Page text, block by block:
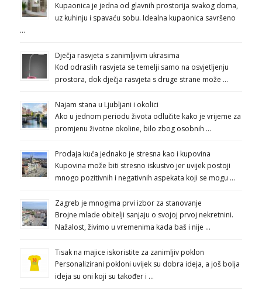
Kupaonica je jedna od glavnih prostorija svakog doma,
uz kuhinju i spavaću sobu. Idealna kupaonica savršeno
…
Dječja rasvjeta s zanimljivim ukrasima
Kod odraslih rasvjeta se temelji samo na osvjetljenju
prostora, dok dječja rasvjeta s druge strane može …
Najam stana u Ljubljani i okolici
Ako u jednom periodu života odlučite kako je vrijeme za
promjenu životne okoline, bilo zbog osobnih …
Prodaja kuća jednako je stresna kao i kupovina
Kupovina može biti stresno iskustvo jer uvijek postoji
mnogo pozitivnih i negativnih aspekata koji se mogu …
Zagreb je mnogima prvi izbor za stanovanje
Brojne mlade obitelji sanjaju o svojoj prvoj nekretnini.
Nažalost, živimo u vremenima kada baš i nije …
Tisak na majice iskoristite za zanimljiv poklon
Personalizirani pokloni uvijek su dobra ideja, a još bolja
ideja su oni koji su također i …